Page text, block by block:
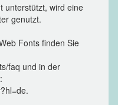
unterstützt, wird eine
genutzt.
Fonts finden Sie
faq und in der